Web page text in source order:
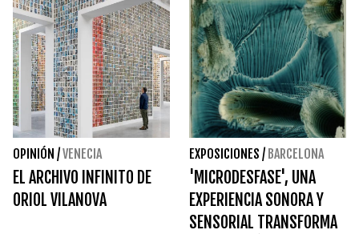
OPINIÓN /VENECIA
EL ARCHIVO INFINITO DE
ORIOL VILANOVA
EXPOSICIONES / BARCELONA
'MICRODESFASE', UNA
EXPERIENCIA SONORA Y
SENSORIAL TRANSFORMA